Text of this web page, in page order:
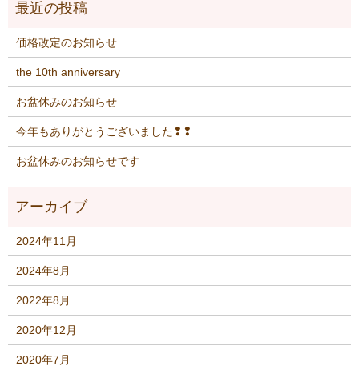
価格改定のお知らせ
the 10th anniversary
お盆休みのお知らせ
今年もありがとうございました❢❢
お盆休みのお知らせです
2024年11月
2024年8月
2022年8月
2020年12月
2020年7月